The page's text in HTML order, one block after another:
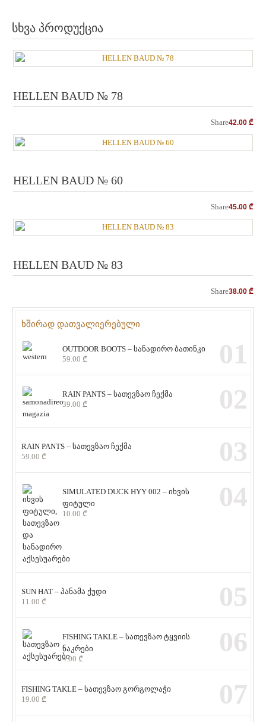
სხვა პროდუქცია
HELLEN BAUD № 78
42.00 ₾
Share
HELLEN BAUD № 60
45.00 ₾
Share
HELLEN BAUD № 83
38.00 ₾
Share
ხშირად დათვალიერებული
OUTDOOR BOOTS – სანადირო ბათინკი
59.00 ₾ 01
RAIN PANTS – სათევზაო ჩექმა
39.00 ₾ 02
RAIN PANTS – სათევზაო ჩექმა
59.00 ₾ 03
SIMULATED DUCK HYY 002 – იხვის
ფიტული
10.00 ₾
04
SUN HAT – პანამა ქუდი
11.00 ₾ 05
FISHING TAKLE – სათევზაო ტყვიის
ნაკრები
4.00 ₾
06
FISHING TAKLE – სათევზაო გორგოლაჭი
19.00 ₾ 07